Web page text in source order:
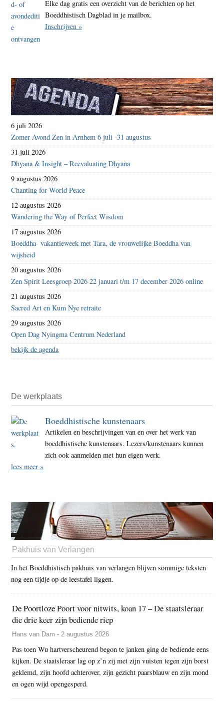
Elke dag gratis een overzicht van de berichten op het
Boeddhistisch Dagblad in je mailbox.
Inschrijven »
6 juli 2026
Zomer Avond Zen in Arnhem 6 juli -31 augustus
31 juli 2026
Dhyana & Insight – Reevaluating Dhyana
9 augustus 2026
Chanting for World Peace
12 augustus 2026
Wandering the Way of Perfect Wisdom
17 augustus 2026
Boeddha- vakantieweek met Tara, de vrouwelijke Boeddha van
wijsheid
20 augustus 2026
Zen Spirit Leesgroep 2026 22 januari t/m 17 december 2026 online
21 augustus 2026
Sacred Art en Kum Nye retraite
29 augustus 2026
Open Dag Nyingma Centrum Nederland
bekijk de agenda
De werkplaats
Boeddhistische kunstenaars
Artikelen en beschrijvingen van en over het werk van
boeddhistische kunstenaars. Lezers/kunstenaars kunnen
zich ook aanmelden met hun eigen werk.
lees meer »
Pakhuis van Verlangen
In het Boeddhistisch pakhuis van verlangen blijven sommige teksten
nog een tijdje op de leestafel liggen.
De Poortloze Poort voor nitwits, koan 17 – De staatsleraar
die drie keer zijn bediende riep
Hans van Dam - 2 augustus 2026
Pas toen Wu hartverscheurend begon te janken ging de bediende eens
kijken. De staatsleraar lag op z’n zij met zijn vuisten tegen zijn borst
geklemd, zijn hoofd achterover, zijn gezicht paarsblauw en zijn mond
en ogen wijd opengesperd.